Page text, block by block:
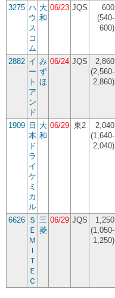
3275 ハ
ウ
ス
コ
ム
大
和
06/23 JQS
600
(540-
600)
2882 イ
ー
ト
ア
ン
ド
み
ず
ほ
06/24 JQS
2,860
(2,560-
2,860)
1909 日
本
ド
ラ
イ
ケ
ミ
カ
ル
大
和
06/29 東2
2,040
(1,640-
2,040)
6626 Ｓ
Ｅ
Ｍ
Ｉ
Ｔ
Ｅ
Ｃ
三
菱
06/29 JQS
1,250
(1,050-
1,250)